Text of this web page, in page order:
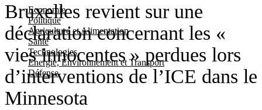
Economie
Politique
Agriculture et Alimentation
Santé
Technologies
Energie, Environnement et Transport
Défense
Bruxelles revient sur une
déclaration concernant les «
vies innocentes » perdues lors
d’interventions de l’ICE dans le
Minnesota